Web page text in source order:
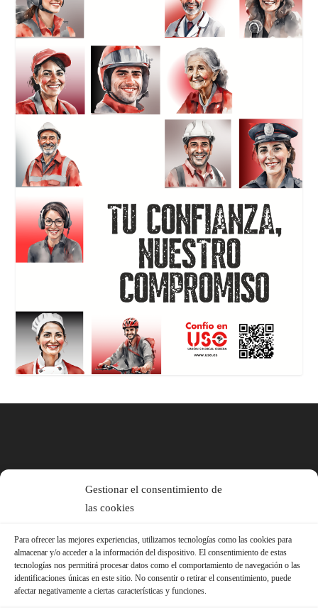
Gestionar el consentimiento de
las cookies
Para ofrecer las mejores experiencias, utilizamos tecnologías como las cookies para
almacenar y/o acceder a la información del dispositivo. El consentimiento de estas
tecnologías nos permitirá procesar datos como el comportamiento de navegación o las
identificaciones únicas en este sitio. No consentir o retirar el consentimiento, puede
afectar negativamente a ciertas características y funciones.